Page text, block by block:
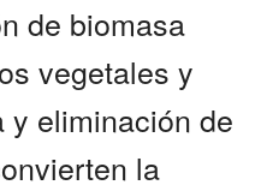
de biomasa
vegetales y
y eliminación de
la